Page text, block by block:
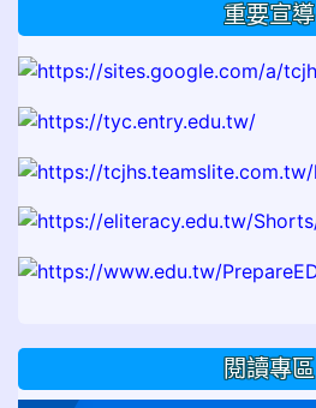
重要宣導
閱讀專區